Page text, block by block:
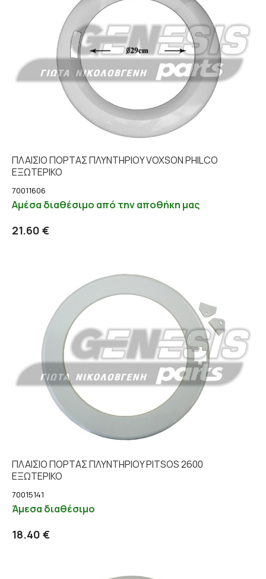
ΠΛΑΙΣΙΟ ΠΟΡΤΑΣ ΠΛΥΝΤΗΡΙΟY VOXSON PHILCO
ΕΞΩΤΕΡΙΚΟ
70011606
Αμέσα διαθέσιμο από την αποθήκη μας
21.60 €
Προσθήκη στο καλάθι
ΠΛΑΙΣΙΟ ΠΟΡΤΑΣ ΠΛΥΝΤΗΡΙOY PITSOS 2600
ΕΞΩΤΕΡΙΚΟ
70015141
Άμεσα διαθέσιμο
18.40 €